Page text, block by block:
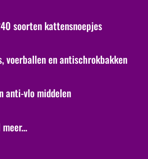
soorten kattensnoepjes
voerballen en antischrokbakken
anti-vlo middelen